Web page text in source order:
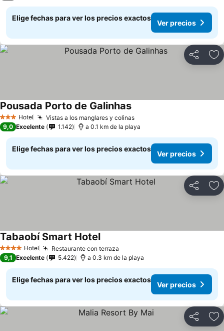
Elige fechas para ver los precios exactos
Ver precios
Compartir
3 Estrellas
Hotel Vistas a los manglares y colinas
Pousada Porto de Galinhas
9,0 Excelente 1.142 a 0.1 km de la playa
Elige fechas para ver los precios exactos
Ver precios
Compartir
4 EstrellasHotel Restaurante con terraza
Tabaobí Smart Hotel
9,1 Excelente 5.422 a 0.3 km de la playa
Elige fechas para ver los precios exactos
Ver precios
Compartir